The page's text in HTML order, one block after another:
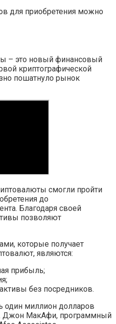
для приобретения можно
– это новый финансовый
криптографической
пошатнуло рынок
смогли пройти
до
Благодаря своей
позволяют
которые получает
являются:
прибыль;
без посредников.
один миллион долларов
Джон МакАфи, программный